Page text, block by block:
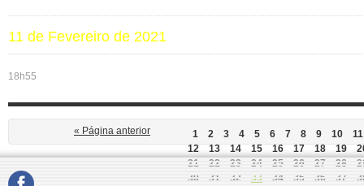
11 de Fevereiro de 2021
18h55
« Página anterior 1 2 3 4 5 6 7 8 9 10
11
12
13 14 15 16 17 18 19
21
22 23 24 25 26 27 28
30
31 32 33 34 35 36 37